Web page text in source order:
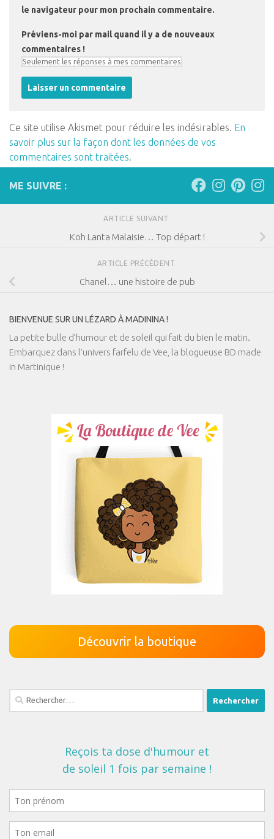
le navigateur pour mon prochain commentaire.
Préviens-moi par mail quand il y a de nouveaux
commentaires !
Ce site utilise Akismet pour réduire les indésirables. En
savoir plus sur la façon dont les données de vos
commentaires sont traitées.
ME SUIVRE :
ARTICLE SUIVANT
Koh Lanta Malaisie… Top départ !
ARTICLE PRÉCÉDENT
Chanel… une histoire de pub
BIENVENUE SUR UN LÉZARD À MADININA !
La petite bulle d’humour et de soleil qui fait du bien le matin.
Embarquez dans l'univers farfelu de Vee, la blogueuse BD made
in Martinique !
Découvrir la boutique
Rechercher :